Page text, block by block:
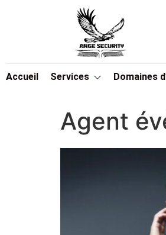
Accueil Services Domaines
Agent